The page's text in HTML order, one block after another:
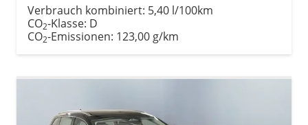
Verbrauch kombiniert: 5,40 l/100km
CO2-Klasse: D
CO2-Emissionen: 123,00 g/km